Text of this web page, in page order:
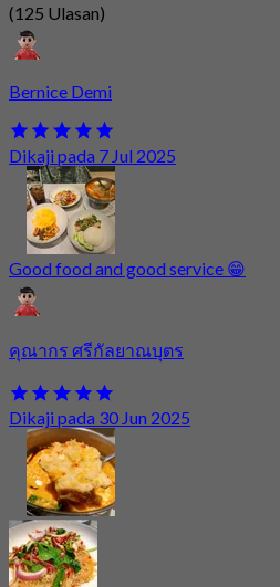
(125 Ulasan)
Bernice Demi
Dikaji pada 7 Jul 2025
Good food and good service 😁
คุณากร ศรีกัลยาณบุตร
Dikaji pada 30 Jun 2025